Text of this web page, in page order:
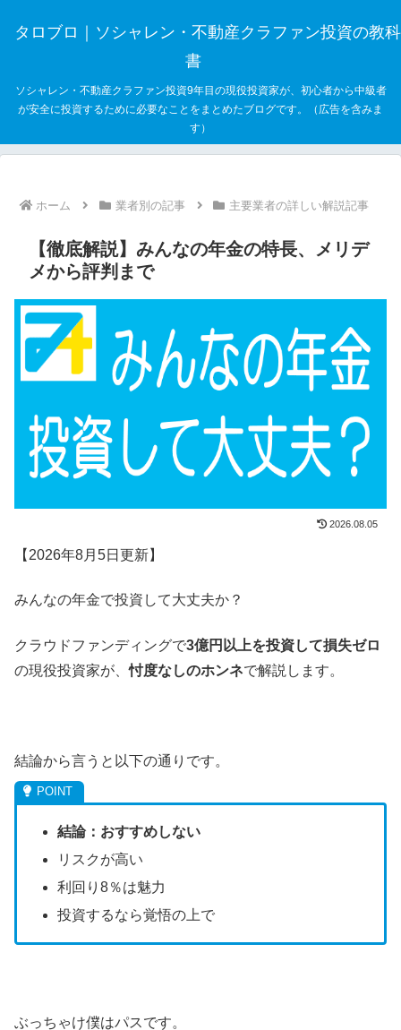
タロブロ｜ソシャレン・不動産クラファン投資の教科
書
ソシャレン・不動産クラファン投資9年目の現役投資家が、初心者から中級者
が安全に投資するために必要なことをまとめたブログです。（広告を含みま
す）
ホーム 業者別の記事 主要業者の詳しい解説記事
【徹底解説】みんなの年金の特長、メリデ
メから評判まで
2026.08.05
【2026年8月5日更新】
みんなの年金で投資して大丈夫か？
クラウドファンディングで3億円以上を投資して損失ゼロ
の現役投資家が、忖度なしのホンネで解説します。
結論から言うと以下の通りです。
結論：おすすめしない
リスクが高い
利回り8％は魅力
投資するなら覚悟の上で
ぶっちゃけ僕はパスです。